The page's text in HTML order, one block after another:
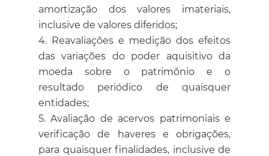
amortização dos valores imateriais,
inclusive de valores diferidos;
Reavaliações e medição dos efeitos
das variações do poder aquisitivo da
moeda sobre o patrimônio e o
resultado periódico de quaisquer
entidades;
Avaliação de acervos patrimoniais e
verificação de haveres e obrigações,
para quaisquer finalidades, inclusive de